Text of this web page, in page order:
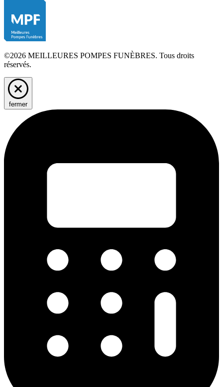
©2026 MEILLEURES POMPES FUNÈBRES. Tous droits
réservés.
fermer